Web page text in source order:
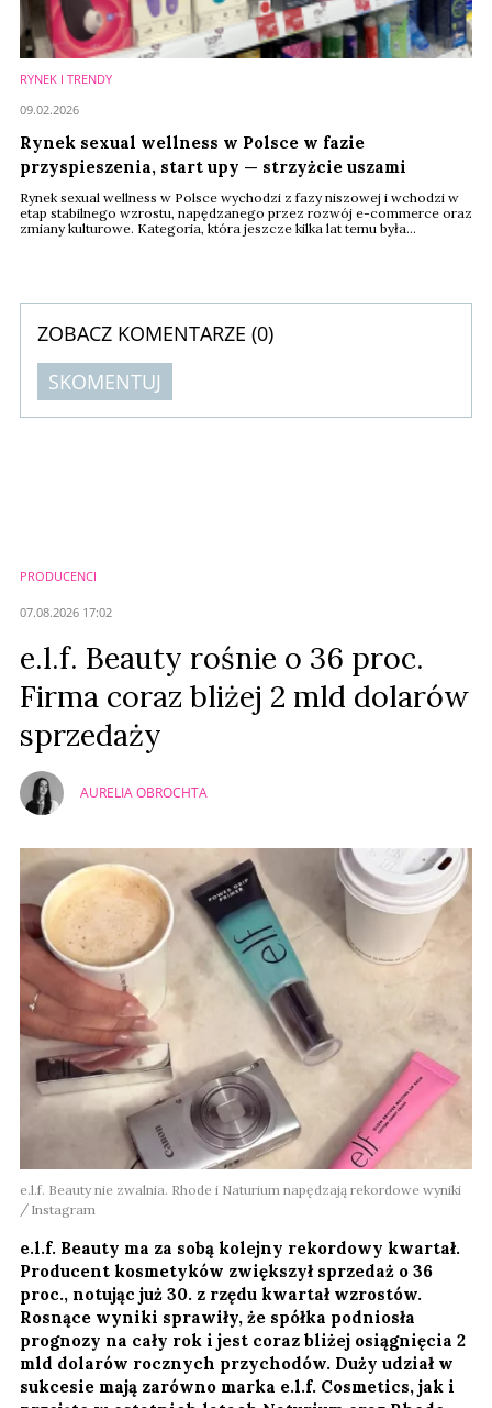
RYNEK I TRENDY
Rynek sexual wellness w Polsce w fazie
przyspieszenia, start upy — strzyżcie uszami
Rynek sexual wellness w Polsce wychodzi z fazy niszowej i wchodzi w
etap stabilnego wzrostu, napędzanego przez rozwój e-commerce oraz
zmiany kulturowe. Kategoria, która jeszcze kilka lat temu była
09.02.2026
ZOBACZ KOMENTARZE (0)
SKOMENTUJ
PRODUCENCI
07.08.2026 17:02
e.l.f. Beauty rośnie o 36 proc.
Firma coraz bliżej 2 mld dolarów
sprzedaży
AURELIA OBROCHTA
e.l.f. Beauty nie zwalnia. Rhode i Naturium napędzają rekordowe wyniki
Instagram
e.l.f. Beauty ma za sobą kolejny rekordowy kwartał.
Producent kosmetyków zwiększył sprzedaż o 36
proc., notując już 30. z rzędu kwartał wzrostów.
Rosnące wyniki sprawiły, że spółka podniosła
prognozy na cały rok i jest coraz bliżej osiągnięcia 2
mld dolarów rocznych przychodów. Duży udział w
sukcesie mają zarówno marka e.l.f. Cosmetics, jak i